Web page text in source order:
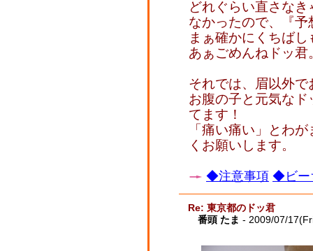
どれぐらい直さな
なかったので、『
まぁ確かにくちば
あぁごめんねドッ君
それでは、眉以外で
お腹の子と元気な
てます！
「痛い痛い」とわ
くお願いします。
◆注意事項 ◆ビー
Re: 東京都のドッ君
番頭 たま - 2009/07/